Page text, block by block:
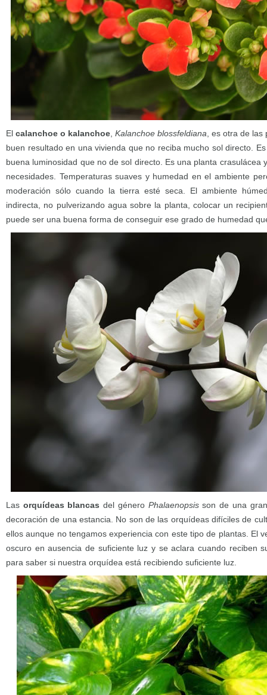
El calanchoe o kalanchoe Kalanchoe blossfeldiana , es otra de
buen resultado en una vivienda que no reciba mucho sol directo.
buena luminosidad que no de sol directo. Es una planta crasulácea
necesidades. Temperaturas suaves y humedad en el ambiente
moderación sólo cuando la tierra esté seca. El ambiente
indirecta, no pulverizando agua sobre la planta, colocar un
puede ser una buena forma de conseguir ese grado de humedad
Las orquídeas blancas del género Phalaenopsisson de una
decoración de una estancia. No son de las orquídeas difíciles de
ellos aunque no tengamos experiencia con este tipo de plantas. El
oscuro en ausencia de suficiente luz y se aclara cuando reciben
para saber si nuestra orquídea está recibiendo suficiente luz.